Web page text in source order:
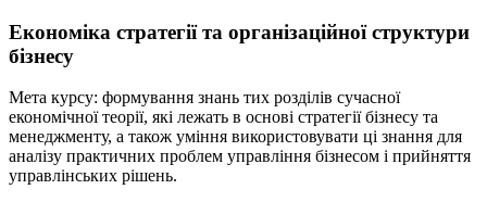
Економіка стратегії та організаційної структури
бізнесу
Мета курсу: формування знань тих розділів сучасної
економічної теорії, які лежать в основі стратегії бізнесу та
менеджменту, а також уміння використовувати ці знання для
аналізу практичних проблем управління бізнесом і прийняття
управлінських рішень.